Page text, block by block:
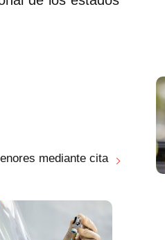
mediante cita